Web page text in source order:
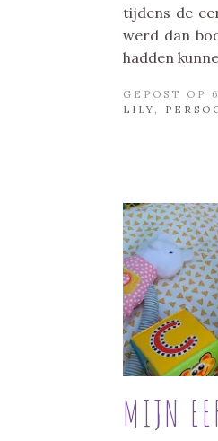
tijdens de
werd dan
hadden
GEPOST OP
LILY
MIJN